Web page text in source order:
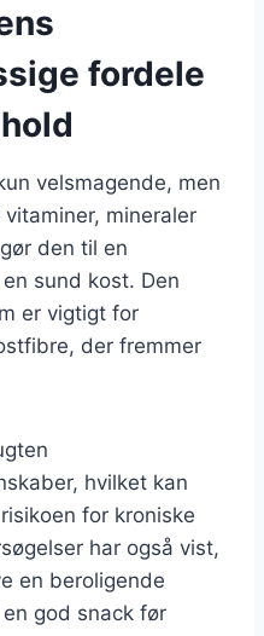
fordele
velsmagende, men
mineraler
den til en
sund kost. Den
er vigtigt for
der fremmer
hvilket kan
for kroniske
har også vist,
en beroligende
god snack før